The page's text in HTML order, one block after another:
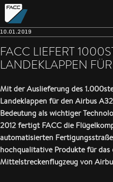
10.01.2019
FACC LIEFERT
LANDEKLAPPEN
Mit der Auslieferung des
Landeklappen für den Airbus
Bedeutung als wichtiger
2012 fertigt FACC die
automatisierten
hochqualitative Produkte für
Mittelstreckenflugzeug von